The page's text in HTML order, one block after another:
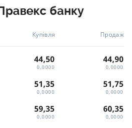
банку
Купівля Продаж
44,50
0,0000
44,90
0,0000
51,35
0,0000
51,75
0,0000
59,35
0,0000
60,35
0,0000